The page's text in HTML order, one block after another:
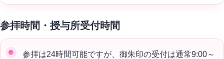
参拝時間・授与所受付時間
参拝は24時間可能ですが、御朱印の受付は通常9:00～